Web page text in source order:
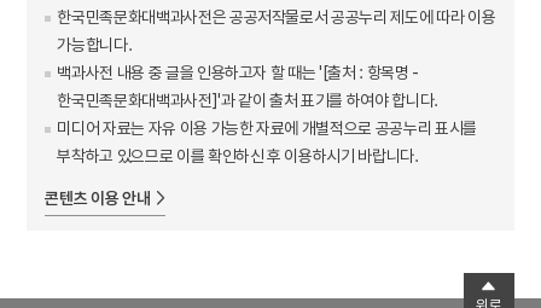
한국민족문화대백과사전은 공공저작물로서 공공누리 제도에 따라 이용
가능합니다.
백과사전 내용 중 글을 인용하고자 할 때는 '[출처 : 항목명 -
한국민족문화대백과사전]'과 같이 출처 표기를 하여야 합니다.
미디어 자료는 자유 이용 가능한 자료에 개별적으로 공공누리 표시를
부착하고 있으므로 이를 확인하신 후 이용하시기 바랍니다.
콘텐츠 이용 안내